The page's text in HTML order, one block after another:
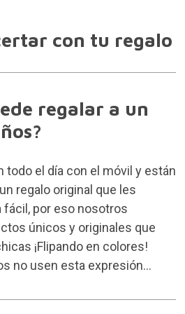
con tu regalo
regalar a un
todo el día con el móvil y están
regalo original que les
fácil, por eso nosotros
únicos y originales que
¡Flipando en colores!
no usen esta expresión…